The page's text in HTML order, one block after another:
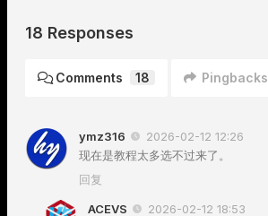
18 Responses
Comments 18 Pingbacks
ymz316
2026-02-12 12:26
现在是教程太多选不过来了。
回复
ACEVS 2026-02-12 18:53